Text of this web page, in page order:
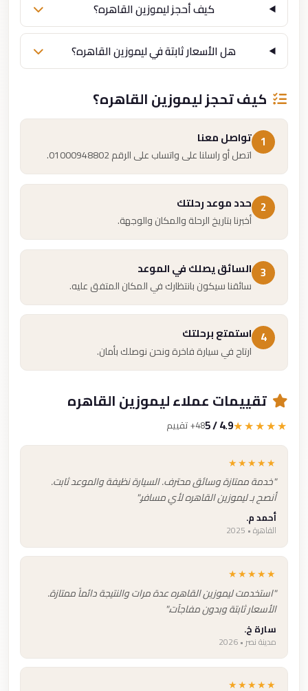
كيف أحجز ليموزين القاهره؟
هل الأسعار ثابتة في ليموزين القاهره؟
كيف تحجز ليموزين القاهره؟
1 تواصل معنا
اتصل أو راسلنا على واتساب على الرقم 01000948802.
2 حدد موعد رحلتك
أخبرنا بتاريخ الرحلة والمكان والوجهة.
3 السائق يصلك في الموعد
سائقنا سيكون بانتظارك في المكان المتفق عليه.
4 استمتع برحلتك
ارتاح في سيارة فاخرة ونحن نوصلك بأمان.
تقييمات عملاء ليموزين القاهره
★★★★★
4.9 / 5 48+ تقييم
★★★★★
"خدمة ممتازة وسائق محترف. السيارة نظيفة والموعد ثابت.
أنصح بـ ليموزين القاهره لأي مسافر."
أحمد م.
القاهرة • 2025
★★★★★
"استخدمت ليموزين القاهره عدة مرات والنتيجة دائماً ممتازة.
الأسعار ثابتة وبدون مفاجآت."
سارة خ.
مدينة نصر • 2026
★★★★★